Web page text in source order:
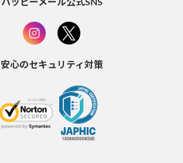
ハッピーメール公式SNS
安心のセキュリティ対策